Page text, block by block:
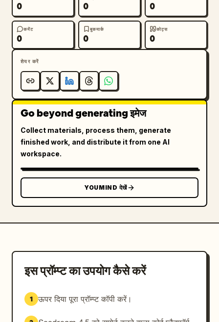
0 0 0
कमेंट
0
बुकमार्क
0
कोट्स
0
शेयर करें
Go beyond generating इमेज
Collect materials, process them, generate
finished work, and distribute it from one AI
workspace.
YOUMIND देखें
इस प्रॉम्प्ट का उपयोग कैसे करें
1 ऊपर दिया पूरा प्रॉम्प्ट कॉपी करें।